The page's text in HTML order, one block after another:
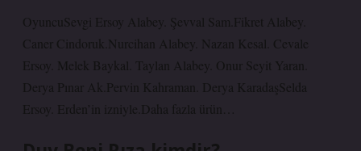
OyuncuSevgi Ersoy Alabey. Şevval Sam.Fikret Alabey.
Caner Cindoruk.Nurcihan Alabey. Nazan Kesal. Cevale
Ersoy. Melek Baykal. Taylan Alabey. Onur Seyit Yaran.
Derya Pınar Ak.Pervin Kahraman. Derya KaradaşSelda
Ersoy. Erden’in izniyle.Daha fazla ürün…